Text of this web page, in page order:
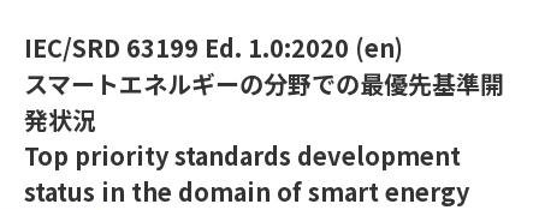
IEC/SRD 63199 Ed. 1.0:2020 (en)
スマートエネルギーの分野での最優先基準開
発状況
Top priority standards development
status in the domain of smart energy